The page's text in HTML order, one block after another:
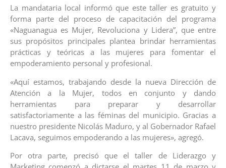
La mandataria local informó que este taller es gratuito y
forma parte del proceso de capacitación del programa
«Naguanagua es Mujer, Revoluciona y Lidera”, que entre
sus propósitos principales plantea brindar herramientas
prácticas y teóricas a las mujeres para fomentar el
empoderamiento personal y profesional.
«Aquí estamos, trabajando desde la nueva Dirección de
Atención a la Mujer, todos en conjunto y dando
herramientas para preparar y desarrollar
satisfactoriamente a las féminas del municipio. Gracias a
nuestro presidente Nicolás Maduro, y al Gobernador Rafael
Lacava, seguimos empoderando a las mujeres», agregó.
Por otra parte, precisó que el taller de Liderazgo y